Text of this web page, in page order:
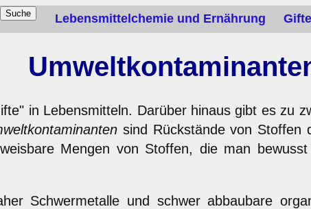
Lebensmittelchemie und Ernährung
in Lebensmitteln. Darüber hinaus gibt es zu
sind Rückstände von Stoffen
Mengen von Stoffen, die man
Schwermetalle und schwer abbaubare